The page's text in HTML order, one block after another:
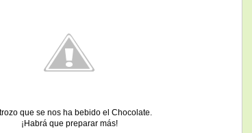
que se nos ha bebido el Chocolate.
¡Habrá que preparar más!